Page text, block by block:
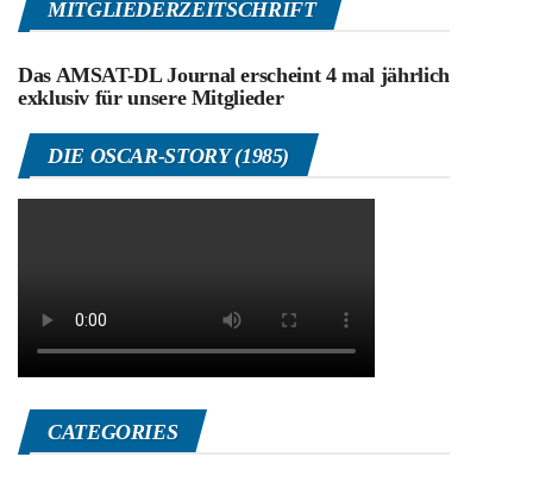
MITGLIEDERZEITSCHRIFT
Das AMSAT-DL Journal erscheint 4 mal jährlich
exklusiv für unsere Mitglieder
DIE OSCAR-STORY (1985)
CATEGORIES